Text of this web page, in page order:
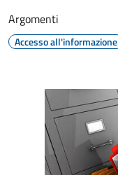
Argomenti
Accesso all'informazione